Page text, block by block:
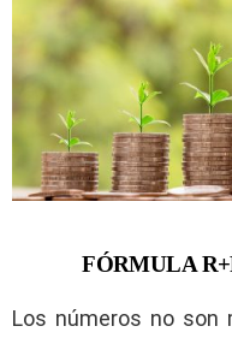
FÓRMULA
Los números no son